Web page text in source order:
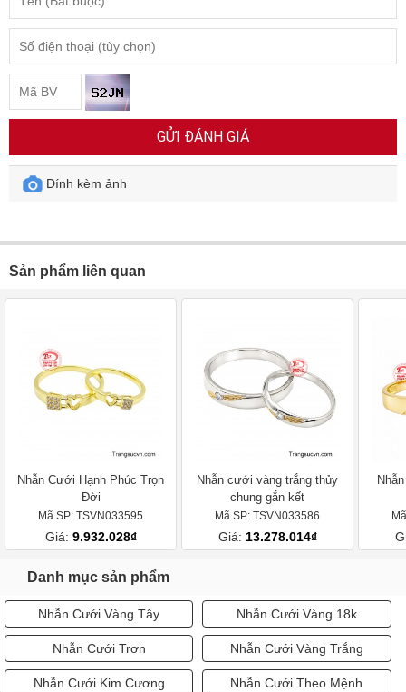
GỬI ĐÁNH GIÁ
Đính kèm ảnh
Sản phẩm liên quan
Nhẫn Cưới Hạnh Phúc Trọn
Đời
Mã SP: TSVN033595
Giá: 9.932.028₫
Nhẫn cưới vàng trắng thủy
chung gắn kết
Mã SP: TSVN033586
Giá: 13.278.014₫
Danh mục sản phẩm
Nhẫn Cưới Vàng Tây Nhẫn Cưới Vàng 18k
Nhẫn Cưới Trơn Nhẫn Cưới Vàng Trắng
Nhẫn Cưới Kim Cương Nhẫn Cưới Theo Mệnh